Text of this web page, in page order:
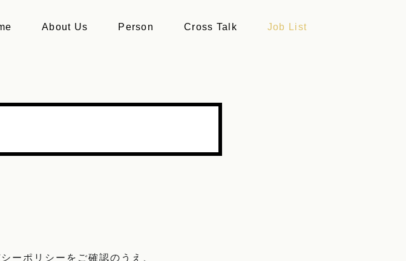
About Us Person Cross Talk Job List
ーポリシーをご確認のうえ、